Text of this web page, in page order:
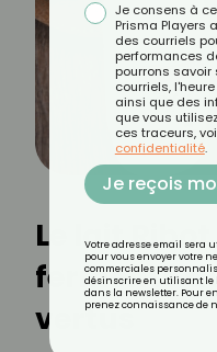
Le lait
fermenté
vertus
Je consens à
Prisma Players
des courriels
performances
pourrons savoir
courriels,
ainsi que des
que vous
ces traceurs,
confidentialité.
Je reçois
Votre adresse email sera
pour vous envoyer votre
commerciales
désinscrire en utilisant le
dans la newsletter. Pour
prenez connaissance de